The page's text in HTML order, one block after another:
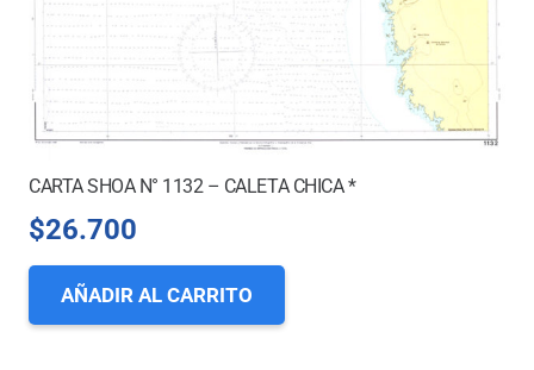
CARTA SHOA N° 1132 – CALETA CHICA *
$26.700
AÑADIR AL CARRITO